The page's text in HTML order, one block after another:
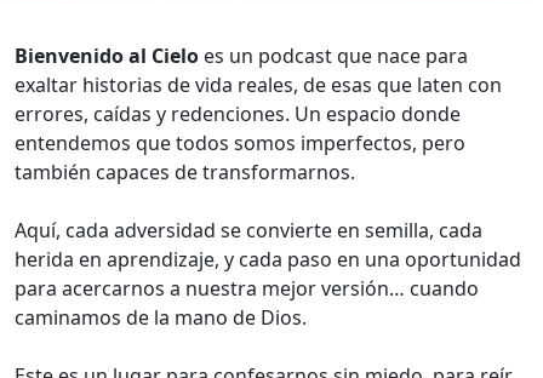
Bienvenido al Cielo es un podcast que nace para
exaltar historias de vida reales, de esas que laten con
errores, caídas y redenciones. Un espacio donde
entendemos que todos somos imperfectos, pero
también capaces de transformarnos.
Aquí, cada adversidad se convierte en semilla, cada
herida en aprendizaje, y cada paso en una oportunidad
para acercarnos a nuestra mejor versión… cuando
caminamos de la mano de Dios.